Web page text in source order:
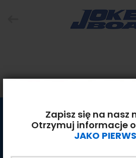
Zapisz się na nasz
Otrzymuj informacje
JAKO
KONTAKT